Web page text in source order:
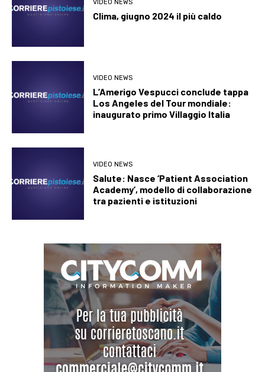
VIDEO NEWS
Clima, giugno 2024 il più caldo
VIDEO NEWS
L’Amerigo Vespucci conclude tappa
Los Angeles del Tour mondiale:
inaugurato primo Villaggio Italia
VIDEO NEWS
Salute: Nasce ‘Patient Association
Academy’, modello di collaborazione
tra pazienti e istituzioni